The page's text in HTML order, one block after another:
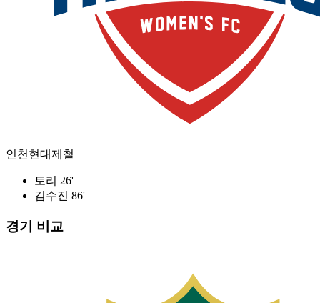
인천현대제철
토리 26'
김수진 86'
경기 비교